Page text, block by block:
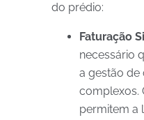
do prédio:
Faturação
necessário
a gestão de
complexos.
permitem a